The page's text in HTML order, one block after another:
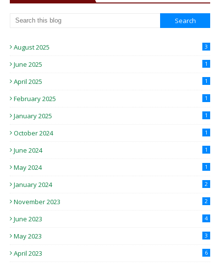
August 2025 3
June 2025 1
April 2025 1
February 2025 1
January 2025 1
October 2024 1
June 2024 1
May 2024 1
January 2024 2
November 2023 2
June 2023 4
May 2023 3
April 2023 6